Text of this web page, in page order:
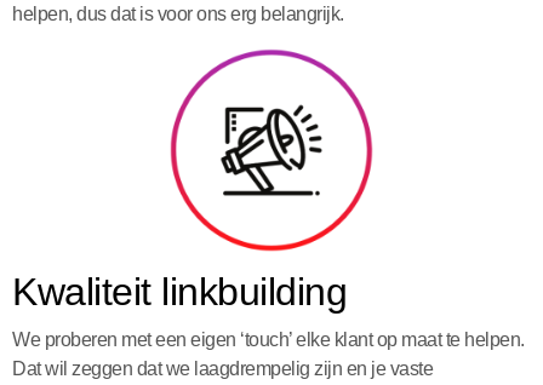
helpen, dus dat is voor ons erg belangrijk.
Kwaliteit linkbuilding
We proberen met een eigen ‘touch’ elke klant op maat te helpen.
Dat wil zeggen dat we laagdrempelig zijn en je vaste